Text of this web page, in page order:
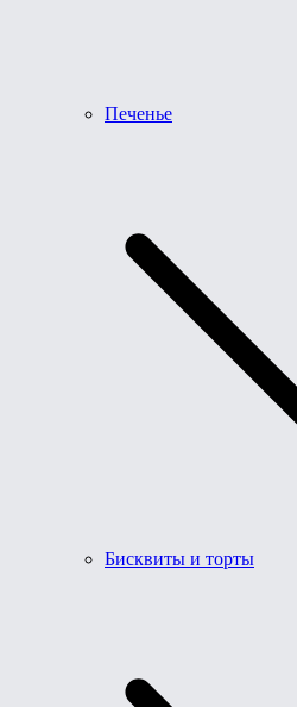
Печенье
Бисквиты и торты